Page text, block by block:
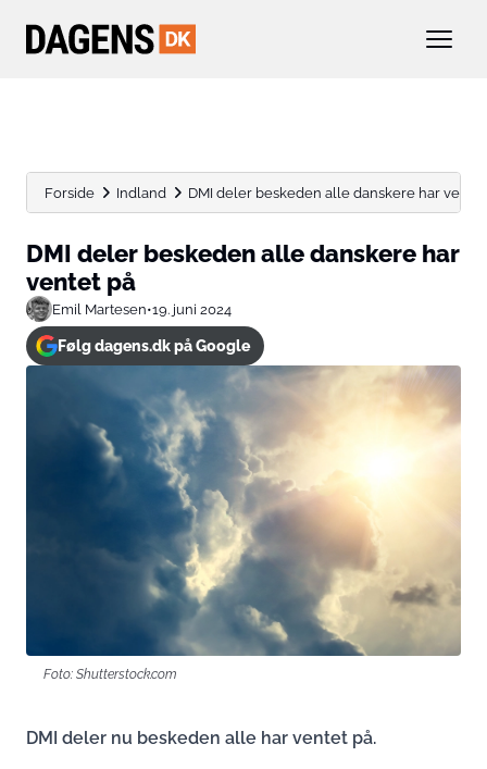
Forside Indland DMI deler beskeden alle danskere har
DMI deler beskeden alle danskere har
ventet på
Emil Martesen•19. juni 2024
Følg dagens.dk på Google
Foto: Shutterstock.com
DMI deler nu beskeden alle har ventet på.